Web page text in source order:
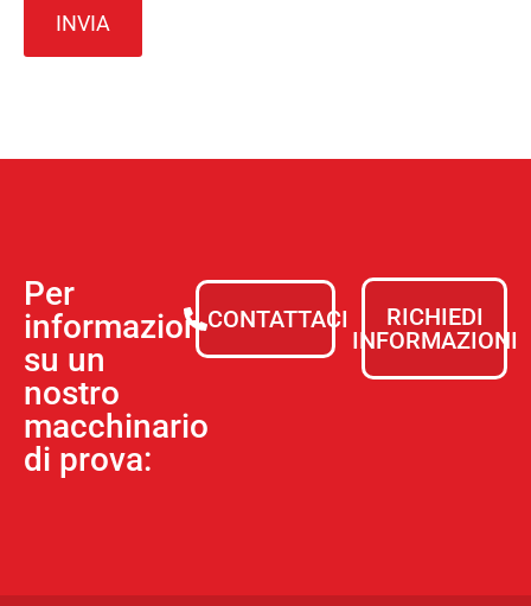
Per
informazioni
su un
nostro
macchinario
di prova:
CONTATTACI
RICHIEDI
INFORMAZIONI